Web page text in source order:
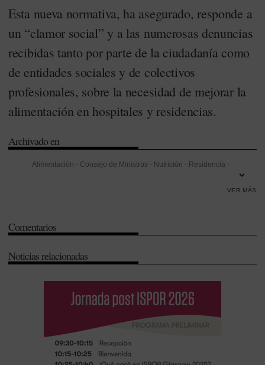
Esta nueva normativa, ha asegurado, responde a
un “clamor social” y a las numerosas denuncias
recibidas tanto por parte de la ciudadanía como
de entidades sociales y de colectivos
profesionales, sobre la necesidad de mejorar la
alimentación en hospitales y residencias.
Archivado en
Alimentación - Consejo de Ministros - Nutrición - Residencia -
VER MÁS
Comentarios
Noticias relacionadas